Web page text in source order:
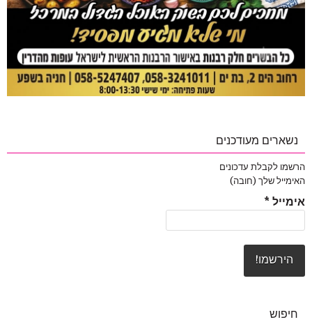
נשארים מעודכנים
הרשמו לקבלת עדכונים
האימייל שלך (חובה)
אימייל *
חיפוש